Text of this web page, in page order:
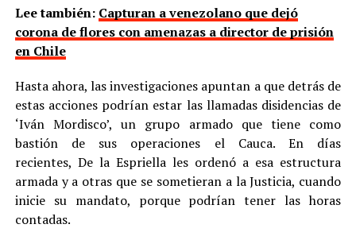
Lee también: Capturan a venezolano que dejó
corona de flores con amenazas a director de prisión
en Chile
Hasta ahora, las investigaciones apuntan a que detrás de
estas acciones podrían estar las llamadas disidencias de
‘Iván Mordisco’, un grupo armado que tiene como
bastión de sus operaciones el Cauca. En días
recientes, De la Espriella les ordenó a esa estructura
armada y a otras que se sometieran a la Justicia, cuando
inicie su mandato, porque podrían tener las horas
contadas.